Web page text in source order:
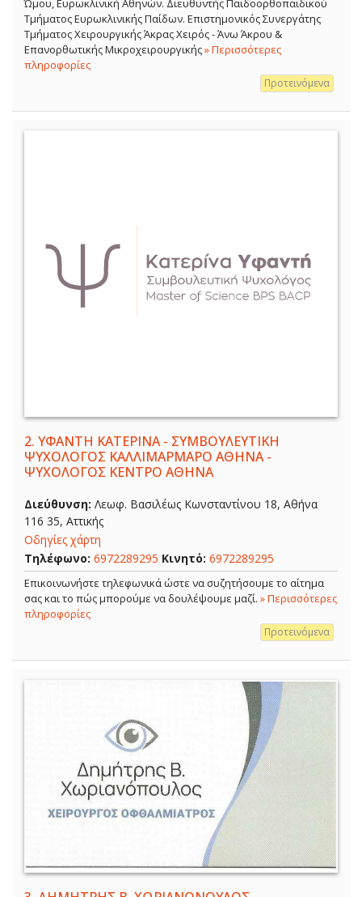
Ώμου, Ευρωκλινική Αθηνών. Διευθυντής Παιδοορθοπαιδικού
Τμήματος Ευρωκλινικής Παίδων. Επιστημονικός Συνεργάτης
Τμήματος Χειρουργικής Άκρας Χειρός - Άνω Άκρου &
Επανορθωτικής Μικροχειρουργικής» Περισσότερες
πληροφορίες
Προτεινόμενα
2. ΥΦΑΝΤΗ ΚΑΤΕΡΙΝΑ - ΣΥΜΒΟΥΛΕΥΤΙΚΗ
ΨΥΧΟΛΟΓΟΣ ΚΑΛΛΙΜΑΡΜΑΡΟ ΑΘΗΝΑ -
ΨΥΧΟΛΟΓΟΣ ΚΕΝΤΡΟ ΑΘΗΝΑ
Διεύθυνση: Λεωφ. Βασιλέως Κωνσταντίνου 18, Αθήνα
116 35, Αττικής
Οδηγίες χάρτη
Τηλέφωνο: 6972289295 Κινητό: 6972289295
Επικοινωνήστε τηλεφωνικά ώστε να συζητήσουμε το αίτημα
σας και το πώς μπορούμε να δουλέψουμε μαζί. » Περισσότερες
πληροφορίες
Προτεινόμενα